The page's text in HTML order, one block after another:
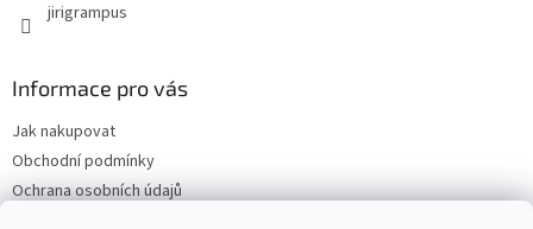
jirigrampus
Informace pro vás
Jak nakupovat
Obchodní podmínky
Ochrana osobních údajů